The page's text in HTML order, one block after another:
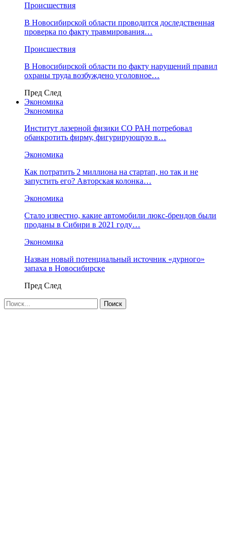
Происшествия
В Новосибирской области проводится доследственная
проверка по факту травмирования…
Происшествия
В Новосибирской области по факту нарушений правил
охраны труда возбуждено уголовное…
Пред След
Экономика
Экономика
Институт лазерной физики СО РАН потребовал
обанкротить фирму, фигурирующую в…
Экономика
Как потратить 2 миллиона на стартап, но так и не
запустить его? Авторская колонка…
Экономика
Стало известно, какие автомобили люкс-брендов были
проданы в Сибири в 2021 году…
Экономика
Назван новый потенциальный источник «дурного»
запаха в Новосибирске
Пред След